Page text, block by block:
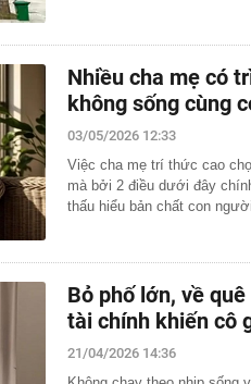
Nhiều cha mẹ có
không sống cùng
03/05/2026 12:33
Việc cha mẹ trí thức cao
mà bởi 2 điều dưới đây
thấu hiểu bản chất con người.
Bỏ phố lớn, về
tài chính khiến cô
21/04/2026 14:36